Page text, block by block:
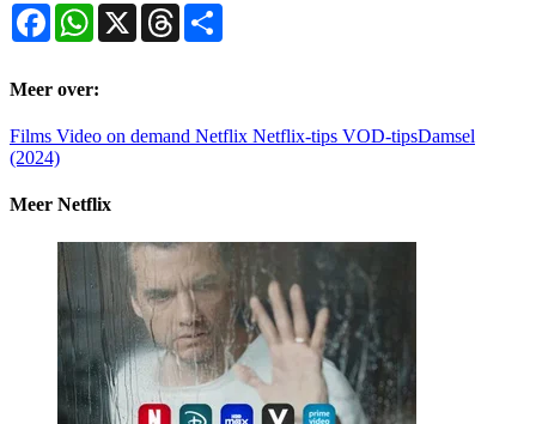
FacebookWhatsApp
X Threads
Meer over:
Films Video on demand Netflix Netflix-tips VOD-tipsDamsel
(2024)
Meer Netflix